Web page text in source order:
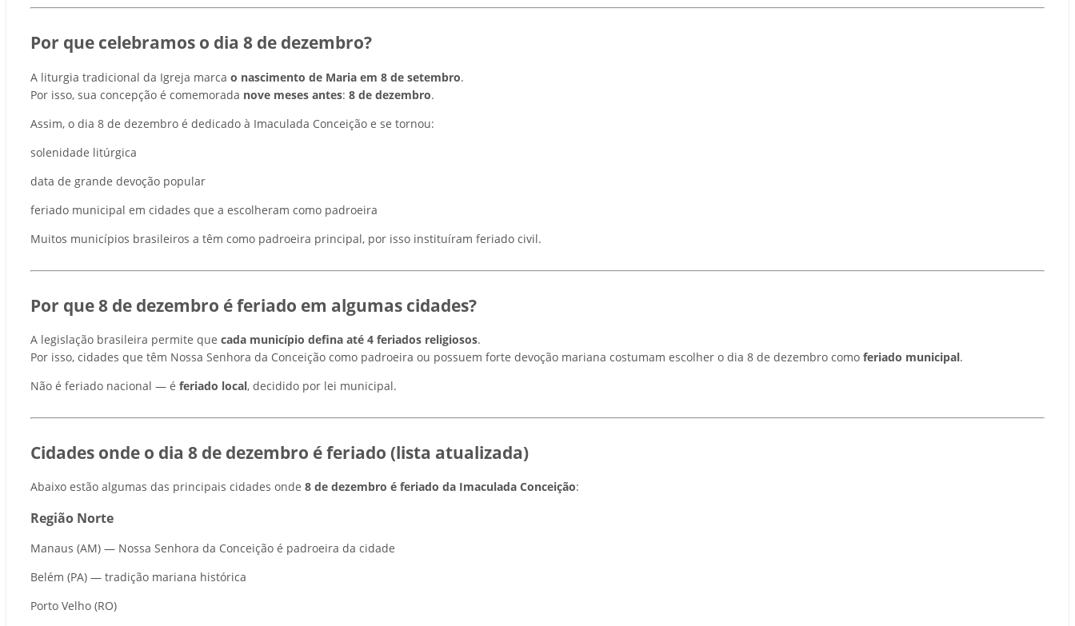
Por que celebramos o dia 8 de dezembro?
A liturgia tradicional da Igreja marca o nascimento de Maria em 8 de setembro.
Por isso, sua concepção é comemorada nove meses antes: 8 de dezembro.
Assim, o dia 8 de dezembro é dedicado à Imaculada Conceição e se tornou:
solenidade litúrgica
data de grande devoção popular
feriado municipal em cidades que a escolheram como padroeira
Muitos municípios brasileiros a têm como padroeira principal, por isso instituíram feriado civil.
Por que 8 de dezembro é feriado em algumas cidades?
A legislação brasileira permite que cada município defina até 4 feriados religiosos.
Por isso, cidades que têm Nossa Senhora da Conceição como padroeira ou possuem forte devoção mariana costumam escolher o dia 8 de dezembro como feriado municipal.
Não é feriado nacional — é feriado local, decidido por lei municipal.
Cidades onde o dia 8 de dezembro é feriado (lista atualizada)
Abaixo estão algumas das principais cidades onde 8 de dezembro é feriado da Imaculada Conceição:
Região Norte
Manaus (AM) — Nossa Senhora da Conceição é padroeira da cidade
Belém (PA) — tradição mariana histórica
Porto Velho (RO)